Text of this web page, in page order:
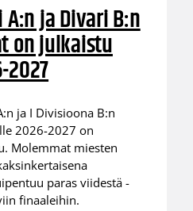
ja Divari B:n
on julkaistu
ja I Divisioona B:n
2026-2027 on
Molemmat miesten
paras viidestä -
finaaleihin.